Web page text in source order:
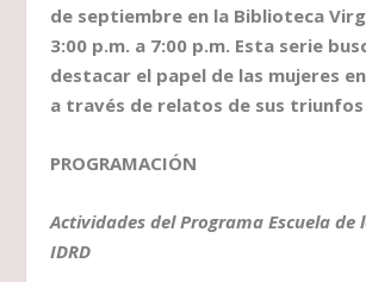
de septiembre en la Biblioteca
3:00 p.m. a 7:00 p.m. Esta serie
destacar el papel de las mujeres
a través de relatos de sus
PROGRAMACIÓN
Actividades del Programa Escuela de
IDRD